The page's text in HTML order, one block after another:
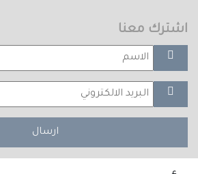
اشترك معنا
ارسال